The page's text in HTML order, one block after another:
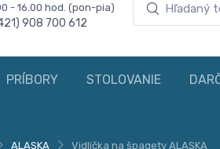
- 16.00 hod. (pon-pia)
908 700 612
PRÍBORY STOLOVANIE
ALASKA Vidlička na špagety ALASKA